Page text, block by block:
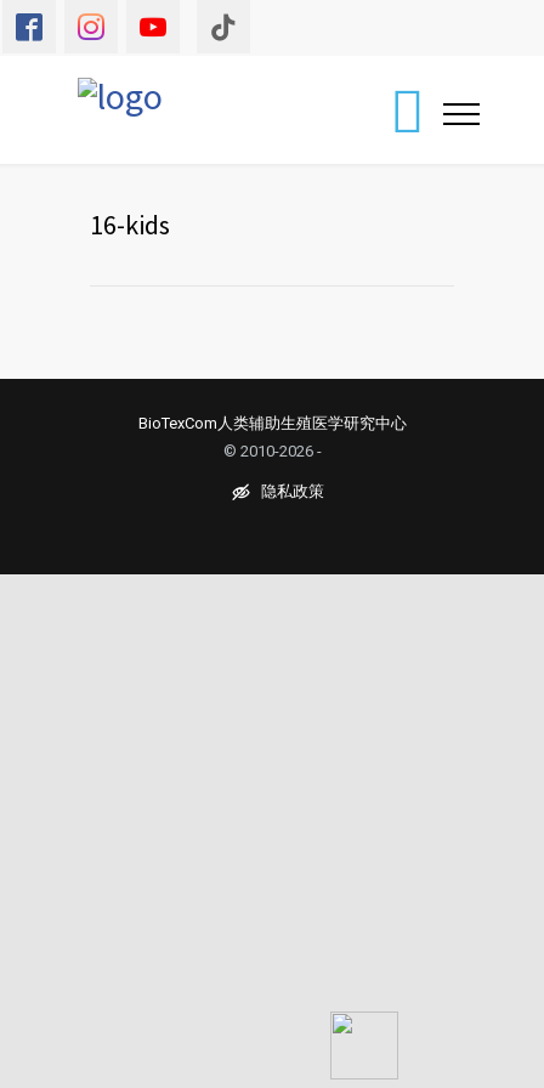
16-kids
© 2010-2026 -
BioTexCom人类辅助生殖医学研究中心
隐私政策